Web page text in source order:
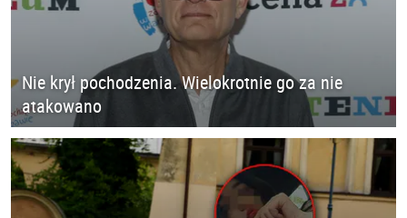
Nie krył pochodzenia. Wielokrotnie go za nie
atakowano